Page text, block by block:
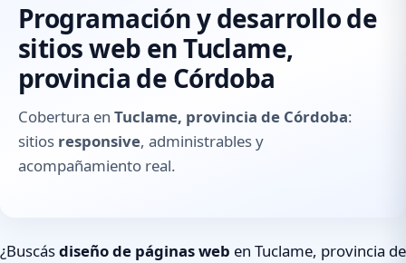
Programación y desarrollo de
sitios web en Tuclame,
provincia de Córdoba
Cobertura en Tuclame, provincia de Córdoba:
sitios responsive, administrables y
acompañamiento real.
¿Buscásdiseño de páginas web en Tuclame, provincia de